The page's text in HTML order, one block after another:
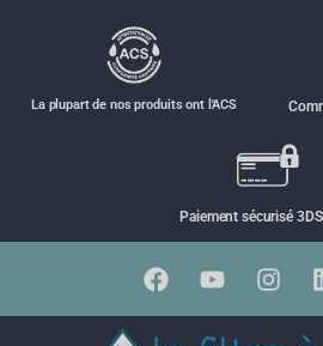
La plupart de nos produits ont l'ACS
Paiement sécurisé